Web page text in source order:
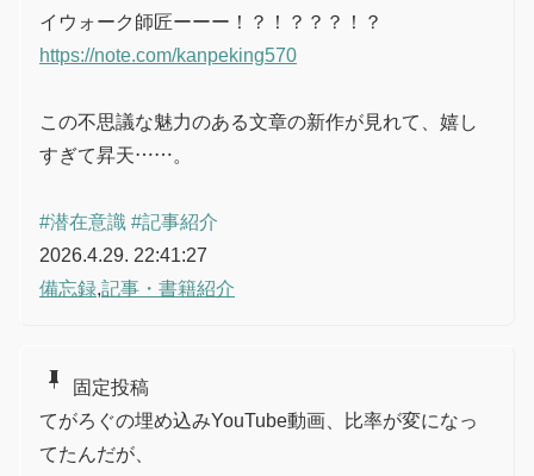
イウォーク師匠ーーー！？！？？？！？
https://note.com/kanpeking570
この不思議な魅力のある文章の新作が見れて、嬉し
すぎて昇天……。
#潜在意識 #記事紹介
2026.4.29. 22:41:27
備忘録,記事・書籍紹介
push_pin
固定投稿
てがろぐの埋め込みYouTube動画、比率が変になっ
てたんだが、